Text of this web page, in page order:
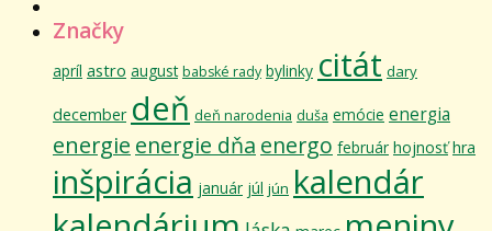
Značky
apríl astro august babské rady bylinky citát dary
december deň deň narodenia duša emócie energia
energie energie dňa energo február hojnosť hra
inšpirácia január júl jún kalendár